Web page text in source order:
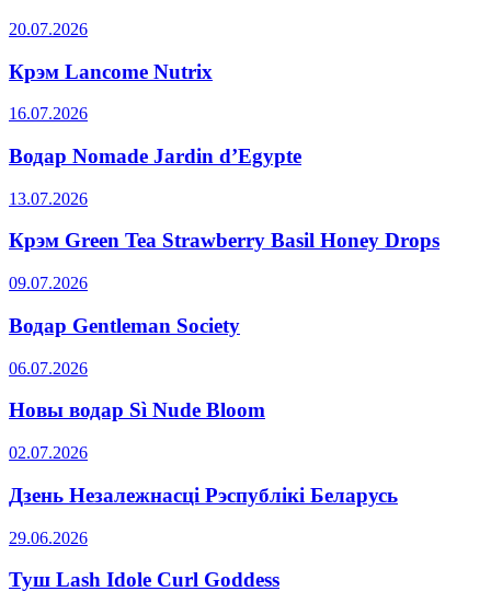
20.07.2026
Крэм Lancome Nutrix
16.07.2026
Водар Nomade Jardin d’Egypte
13.07.2026
Крэм Green Tea Strawberry Basil Honey Drops
09.07.2026
Водар Gentleman Society
06.07.2026
Новы водар Sì Nude Bloom
02.07.2026
Дзень Незалежнасці Рэспублікі Беларусь
29.06.2026
Туш Lash Idole Curl Goddess